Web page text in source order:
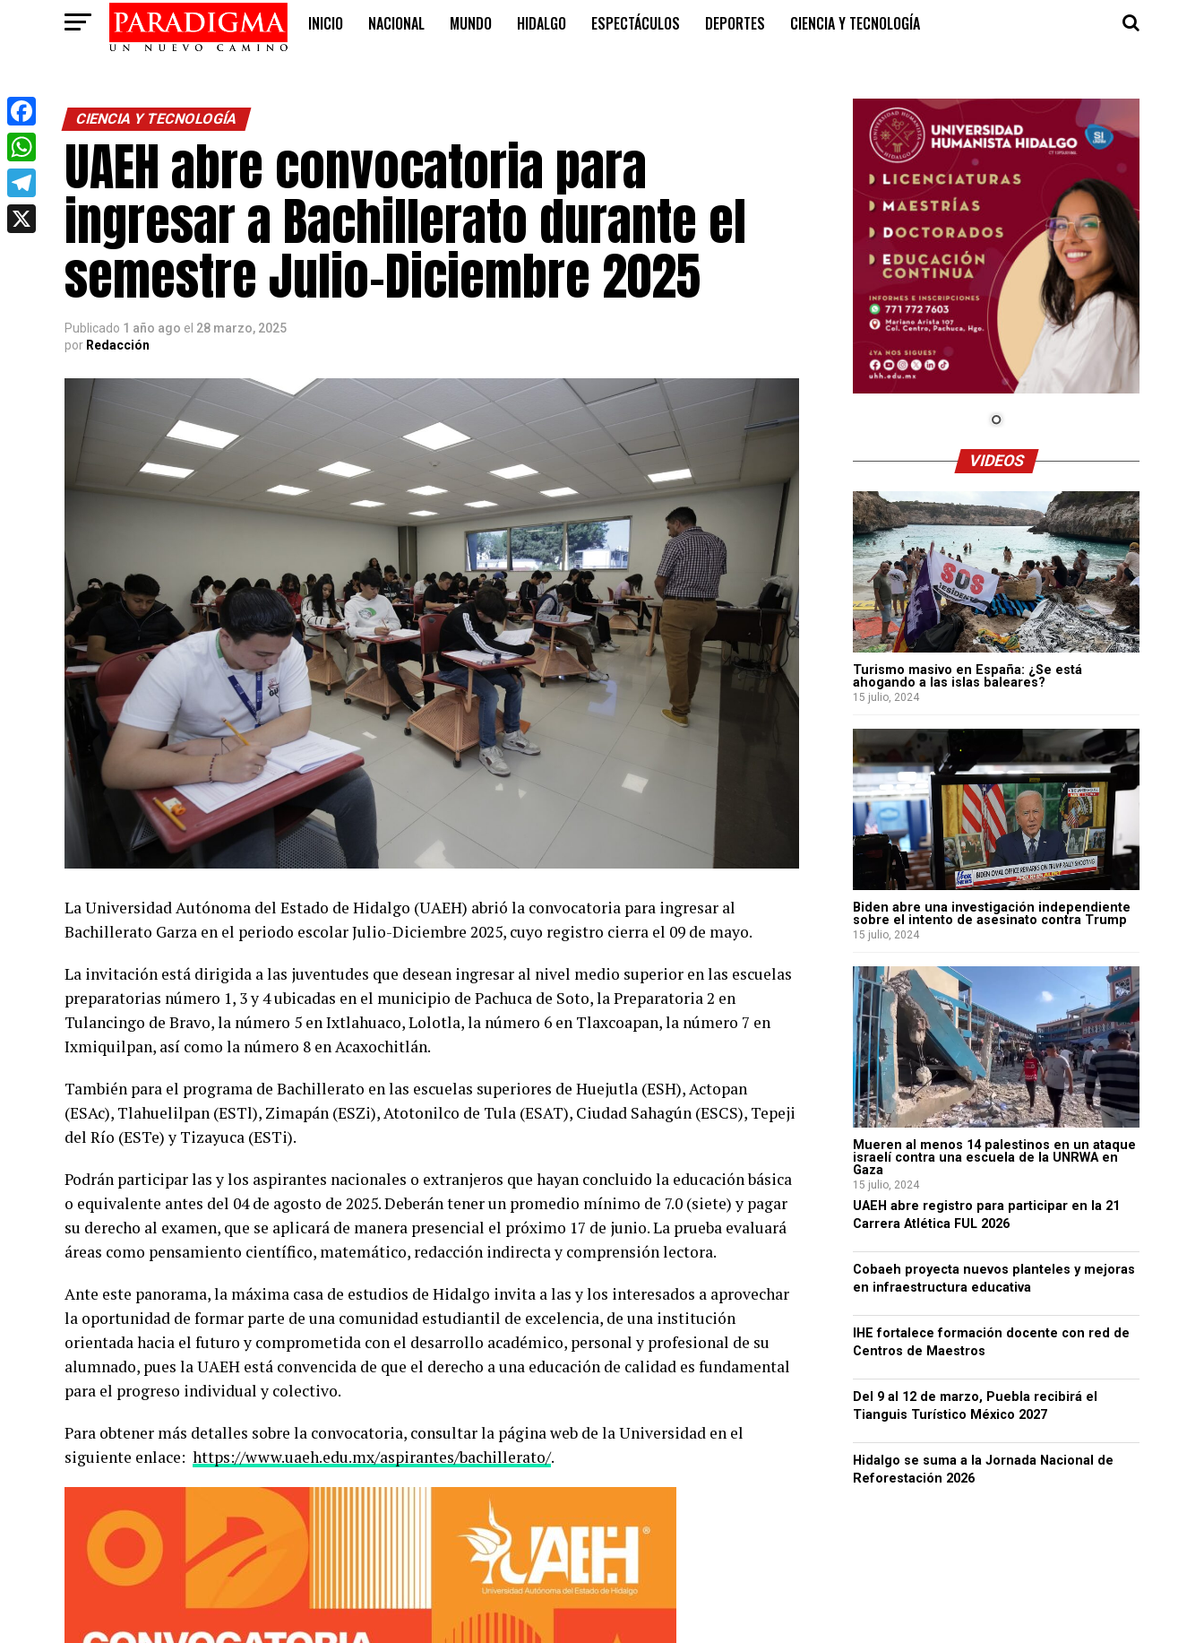
INICIO NACIONAL MUNDO HIDALGO ESPECTÁCULOS DEPORTES CIENCIA Y TECNOLOGÍA
CIENCIA Y TECNOLOGÍA
UAEH abre convocatoria para
ingresar a Bachillerato durante el
semestre Julio-Diciembre 2025
Publicado 1 año ago el 28 marzo, 2025
por Redacción
La Universidad Autónoma del Estado de Hidalgo (UAEH) abrió la convocatoria para ingresar al
Bachillerato Garza en el periodo escolar Julio-Diciembre 2025, cuyo registro cierra el 09 de mayo.
La invitación está dirigida a las juventudes que desean ingresar al nivel medio superior en las escuelas
preparatorias número 1, 3 y 4 ubicadas en el municipio de Pachuca de Soto, la Preparatoria 2 en
Tulancingo de Bravo, la número 5 en Ixtlahuaco, Lolotla, la número 6 en Tlaxcoapan, la número 7 en
Ixmiquilpan, así como la número 8 en Acaxochitlán.
También para el programa de Bachillerato en las escuelas superiores de Huejutla (ESH), Actopan
(ESAc), Tlahuelilpan (ESTl), Zimapán (ESZi), Atotonilco de Tula (ESAT), Ciudad Sahagún (ESCS), Tepeji
del Río (ESTe) y Tizayuca (ESTi).
Podrán participar las y los aspirantes nacionales o extranjeros que hayan concluido la educación básica
o equivalente antes del 04 de agosto de 2025. Deberán tener un promedio mínimo de 7.0 (siete) y pagar
su derecho al examen, que se aplicará de manera presencial el próximo 17 de junio. La prueba evaluará
áreas como pensamiento científico, matemático, redacción indirecta y comprensión lectora.
Ante este panorama, la máxima casa de estudios de Hidalgo invita a las y los interesados a aprovechar
la oportunidad de formar parte de una comunidad estudiantil de excelencia, de una institución
orientada hacia el futuro y comprometida con el desarrollo académico, personal y profesional de su
alumnado, pues la UAEH está convencida de que el derecho a una educación de calidad es fundamental
para el progreso individual y colectivo.
Para obtener más detalles sobre la convocatoria, consultar la página web de la Universidad en el
siguiente enlace: https://www.uaeh.edu.mx/aspirantes/bachillerato/.
VIDEOS
Turismo masivo en España: ¿Se está
ahogando a las islas baleares?
15 julio, 2024
Biden abre una investigación independiente
sobre el intento de asesinato contra Trump
15 julio, 2024
Mueren al menos 14 palestinos en un ataque
israelí contra una escuela de la UNRWA en
Gaza
15 julio, 2024
UAEH abre registro para participar en la 21
Carrera Atlética FUL 2026
Cobaeh proyecta nuevos planteles y mejoras
en infraestructura educativa
IHE fortalece formación docente con red de
Centros de Maestros
Del 9 al 12 de marzo, Puebla recibirá el
Tianguis Turístico México 2027
Hidalgo se suma a la Jornada Nacional de
Reforestación 2026
Facebook
WhatsApp
Telegram